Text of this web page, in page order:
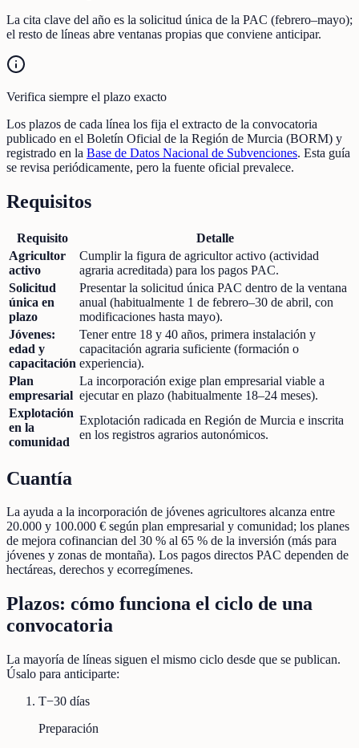
La cita clave del año es la solicitud única de la PAC (febrero–mayo);
el resto de líneas abre ventanas propias que conviene anticipar.
Verifica siempre el plazo exacto
Los plazos de cada línea los fija el extracto de la convocatoria
publicado en el Boletín Oficial de la Región de Murcia (BORM) y
registrado en la Base de Datos Nacional de Subvenciones. Esta guía
se revisa periódicamente, pero la fuente oficial prevalece.
Requisitos
Requisito
Detalle
Agricultor
activo
Cumplir la figura de agricultor activo (actividad
agraria acreditada) para los pagos PAC.
Solicitud
única en
plazo
Presentar la solicitud única PAC dentro de la ventana
anual (habitualmente 1 de febrero–30 de abril, con
modificaciones hasta mayo).
Jóvenes:
edad y
capacitación
Tener entre 18 y 40 años, primera instalación y
capacitación agraria suficiente (formación o
experiencia).
Plan
empresarial
La incorporación exige plan empresarial viable a
ejecutar en plazo (habitualmente 18–24 meses).
Explotación
en la
comunidad
Explotación radicada en Región de Murcia e inscrita
en los registros agrarios autonómicos.
Cuantía
La ayuda a la incorporación de jóvenes agricultores alcanza entre
20.000 y 100.000 € según plan empresarial y comunidad; los planes
de mejora cofinancian del 30 % al 65 % de la inversión (más para
jóvenes y zonas de montaña). Los pagos directos PAC dependen de
hectáreas, derechos y ecorregímenes.
Plazos: cómo funciona el ciclo de una
convocatoria
La mayoría de líneas siguen el mismo ciclo desde que se publican.
Úsalo para anticiparte:
T−30 días
Preparación